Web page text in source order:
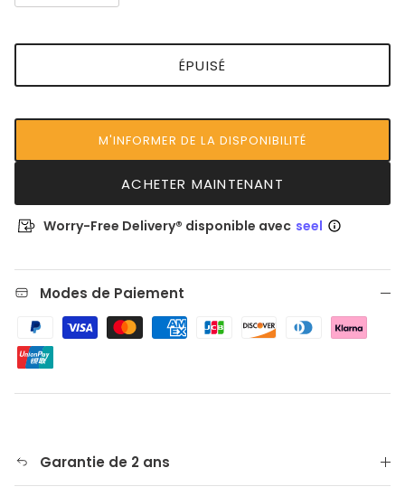
ÉPUISÉ
M'INFORMER DE LA DISPONIBILITÉ
ACHETER MAINTENANT
Worry-Free Delivery® disponible avec seel
Modes de Paiement
Garantie de 2 ans